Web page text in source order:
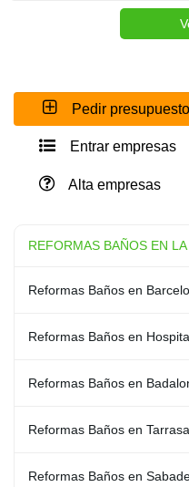
Pedir presupuesto
Entrar empresas
Alta empresas
REFORMAS BAÑOS EN
Reformas Baños en
Reformas Baños en
Reformas Baños en
Reformas Baños en Tarrasa
Reformas Baños en